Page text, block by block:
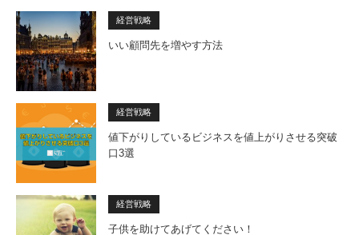
経営戦略
いい顧問先を増やす方法
経営戦略
値下がりしているビジネスを値上がりさせる突破
口3選
経営戦略
子供を助けてあげてください！